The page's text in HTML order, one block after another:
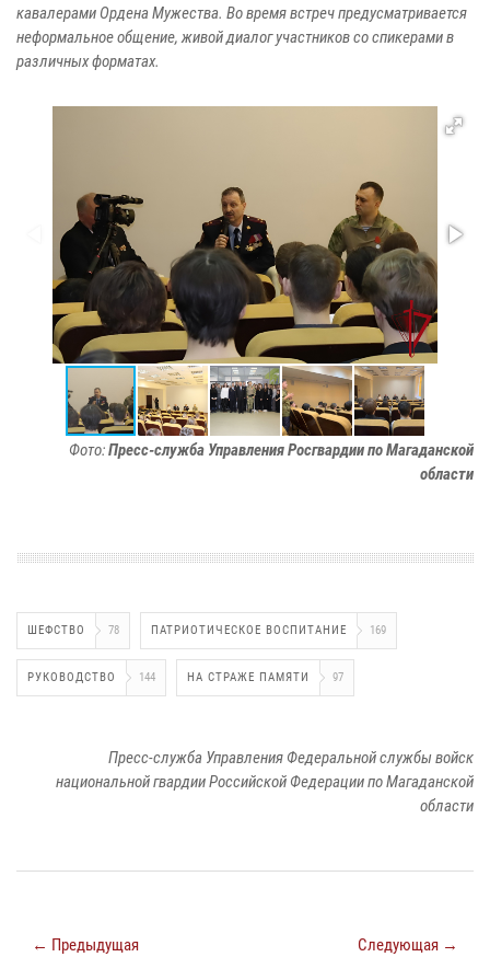
кавалерами Ордена Мужества. Во время встреч предусматривается
неформальное общение, живой диалог участников со спикерами в
различных форматах.
Фото:Пресс-служба Управления Росгвардии по Магаданской
области
ШЕФСТВО 78 ПАТРИОТИЧЕСКОЕ ВОСПИТАНИЕ 169
РУКОВОДСТВО 144 НА СТРАЖЕ ПАМЯТИ 97
Пресс-служба Управления Федеральной службы войск
национальной гвардии Российской Федерации по Магаданской
области
← Предыдущая Следующая →